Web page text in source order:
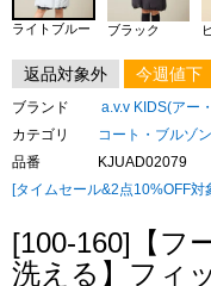
ライトブルー ブラック
返品対象外 今週値下
ブランド
a.v.v KIDS(アー
カテゴリ
コート・ブルゾン
品番
KJUAD02079
[タイムセール&2点10%OFF対
[100-160]【フ
洗える】フィ